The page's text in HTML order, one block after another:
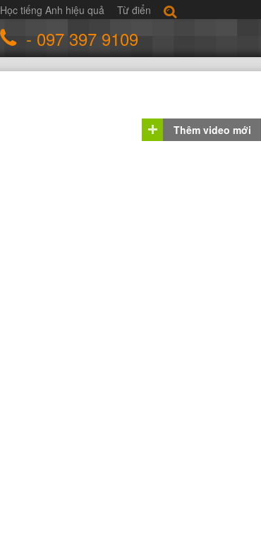
Học tiếng Anh hiệu quả Từ điển
- 097 397 9109
Thêm video mới